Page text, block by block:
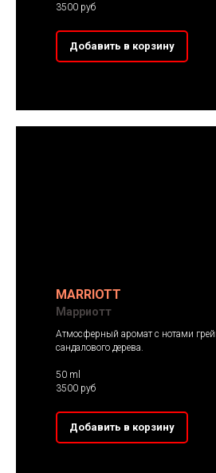
3500 руб
Добавить в корзину
MARRIOTT
Марриотт
Атмосферный аромат с нотами
сандалового дерева.
50 ml
3500 руб
Добавить в корзину